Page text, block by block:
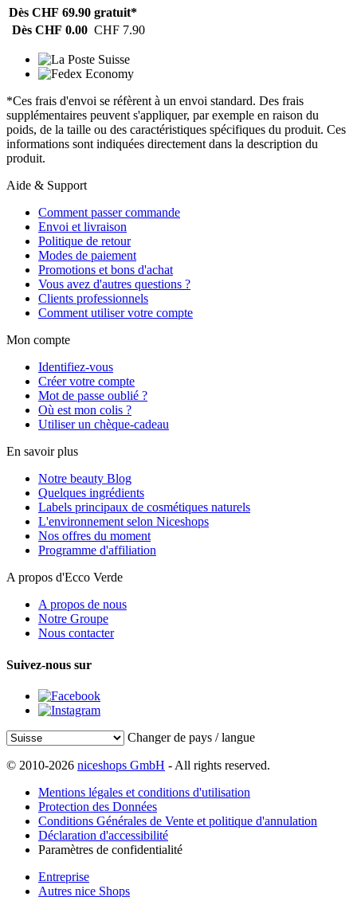
Dès CHF 69.90 gratuit*
Dès CHF 0.00 CHF 7.90
*Ces frais d'envoi se réfèrent à un envoi standard. Des frais
supplémentaires peuvent s'appliquer, par exemple en raison du
poids, de la taille ou des caractéristiques spécifiques du produit. Ces
informations sont indiquées directement dans la description du
produit.
Aide & Support
Comment passer commande
Envoi et livraison
Politique de retour
Modes de paiement
Promotions et bons d'achat
Vous avez d'autres questions ?
Clients professionnels
Comment utiliser votre compte
Mon compte
Identifiez-vous
Créer votre compte
Mot de passe oublié ?
Où est mon colis ?
Utiliser un chèque-cadeau
En savoir plus
Notre beauty Blog
Quelques ingrédients
Labels principaux de cosmétiques naturels
L'environnement selon Niceshops
Nos offres du moment
Programme d'affiliation
A propos d'Ecco Verde
A propos de nous
Notre Groupe
Nous contacter
Suivez-nous sur
Changer de pays / langue
© 2010-2026 niceshops GmbH - All rights reserved.
Mentions légales et conditions d'utilisation
Protection des Données
Conditions Générales de Vente et politique d'annulation
Déclaration d'accessibilité
Paramètres de confidentialité
Entreprise
Autres nice Shops